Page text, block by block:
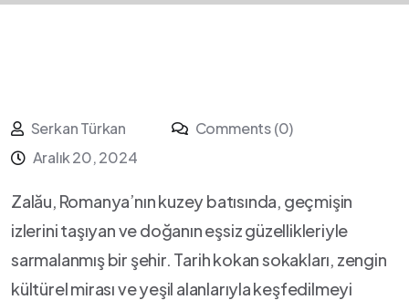
Serkan Türkan
Comments (0)
Aralık 20, 2024
Zalău, Romanya’nın kuzey ‌batısında, geçmişin
izlerini taşıyan ve doğanın‍ eşsiz güzellikleriyle‌
sarmalanmış bir şehir. Tarih kokan sokakları, zengin
kültürel mirası ve yeşil alanlarıyla⁤ keşfedilmeyi